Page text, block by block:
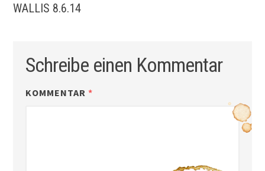
WALLIS 8.6.14
Schreibe einen Kommentar
KOMMENTAR *